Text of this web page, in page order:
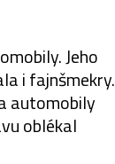
Jeho
i fajnšmekry.
automobily
oblékal